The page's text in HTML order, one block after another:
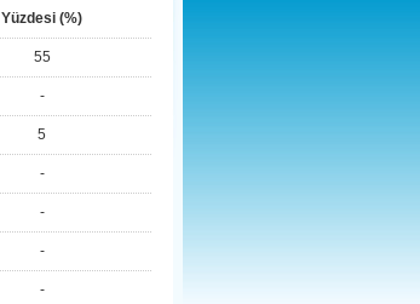
Yüzdesi (%)
55
-
5
-
-
-
-